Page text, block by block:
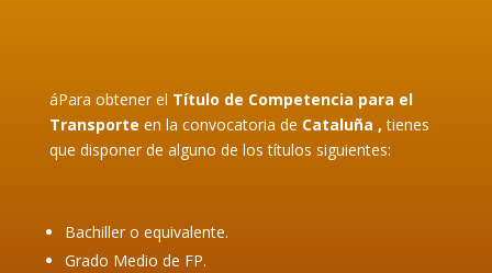
áPara obtener el Título de Competencia para el
Transporte en la convocatoria de Cataluña ,tienes
que disponer de alguno de los títulos siguientes:
Bachiller o equivalente.
Grado Medio de FP.